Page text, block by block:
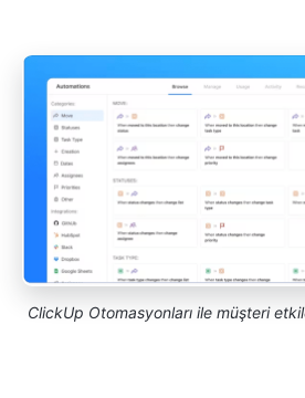
ClickUp Otomasyonları ile müşteri